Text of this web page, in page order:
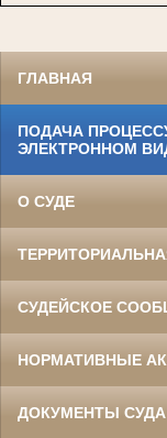
ГЛАВНАЯ
ПОДАЧА
ЭЛЕКТРОННОМ
О СУДЕ
СУДЕЙСКОЕ
НОРМАТИВНЫЕ
ДОКУМЕНТЫ СУДА